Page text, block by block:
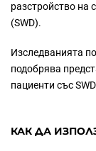
разстройство на
(SWD).
Изследванията
подобрява
пациенти със
КАК ДА